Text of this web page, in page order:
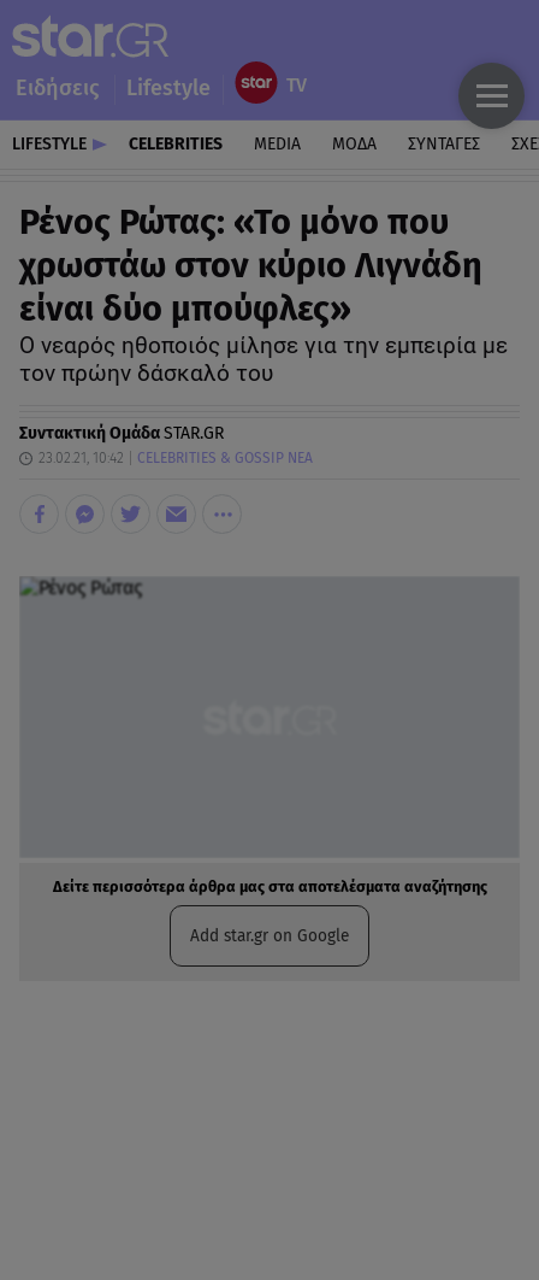
Ειδήσεις Lifestyle
LIFESTYLE CELEBRITIES MEDIA ΜΟΔΑ ΣΥΝΤΑΓΕΣ
Ρένος Ρώτας: «Το μόνο που
χρωστάω στον κύριο Λιγνάδη
είναι δύο μπούφλες»
Ο νεαρός ηθοποιός μίλησε για την εμπειρία με
τον πρώην δάσκαλό του
Συντακτική ΟμάδαSTAR.GR
23.02.21, 10:42 CELEBRITIES & GOSSIP ΝΕΑ
Δείτε περισσότερα άρθρα μας στα αποτελέσματα αναζήτησης
Add star.gr on Google